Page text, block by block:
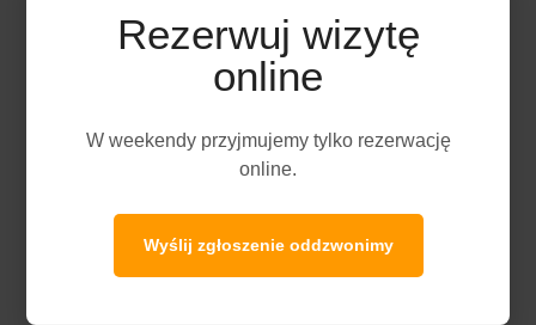
Rezerwuj wizytę
online
W weekendy przyjmujemy tylko rezerwację
online.
Wyślij zgłoszenie oddzwonimy